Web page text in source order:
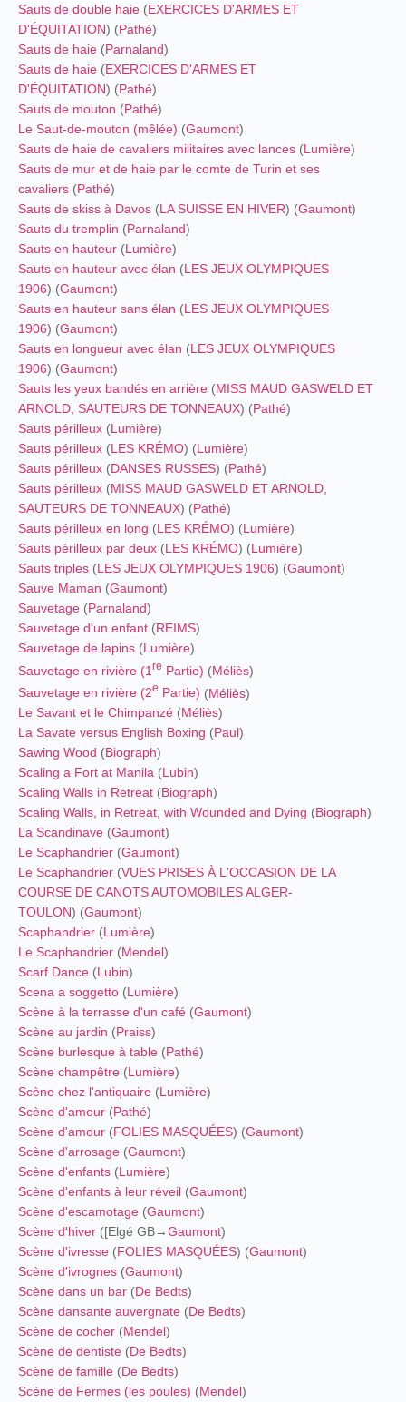
Sauts de double haie (EXERCICES D'ARMES ET
D'ÉQUITATION) (Pathé)
Sauts de haie (Parnaland)
Sauts de haie (EXERCICES D'ARMES ET
D'ÉQUITATION) (Pathé)
Sauts de mouton (Pathé)
Le Saut-de-mouton (mêlée) (Gaumont)
Sauts de haie de cavaliers militaires avec lances (Lumière)
Sauts de mur et de haie par le comte de Turin et ses
cavaliers (Pathé)
Sauts de skiss à Davos (LA SUISSE EN HIVER) (Gaumont)
Sauts du tremplin (Parnaland)
Sauts en hauteur (Lumière)
Sauts en hauteur avec élan (LES JEUX OLYMPIQUES
1906) (Gaumont)
Sauts en hauteur sans élan (LES JEUX OLYMPIQUES
1906) (Gaumont)
Sauts en longueur avec élan (LES JEUX OLYMPIQUES
1906) (Gaumont)
Sauts les yeux bandés en arrière (MISS MAUD GASWELD ET
ARNOLD, SAUTEURS DE TONNEAUX) (Pathé)
Sauts périlleux (Lumière)
Sauts périlleux (LES KRÉMO) (Lumière)
Sauts périlleux (DANSES RUSSES) (Pathé)
Sauts périlleux (MISS MAUD GASWELD ET ARNOLD,
SAUTEURS DE TONNEAUX) (Pathé)
Sauts périlleux en long (LES KRÉMO) (Lumière)
Sauts périlleux par deux (LES KRÉMO) (Lumière)
Sauts triples (LES JEUX OLYMPIQUES 1906) (Gaumont)
Sauve Maman (Gaumont)
Sauvetage (Parnaland)
Sauvetage d'un enfant (REIMS)
Sauvetage de lapins (Lumière)
Sauvetage en rivière (1 re Partie) (Méliès)
Sauvetage en rivière (2e Partie) (Méliès)
Le Savant et le Chimpanzé (Méliès)
La Savate versus English Boxing (Paul)
Sawing Wood (Biograph)
Scaling a Fort at Manila (Lubin)
Scaling Walls in Retreat (Biograph)
Scaling Walls, in Retreat, with Wounded and Dying (Biograph)
La Scandinave (Gaumont)
Le Scaphandrier (Gaumont)
Le Scaphandrier (VUES PRISES À L'OCCASION DE LA
COURSE DE CANOTS AUTOMOBILES ALGER-
TOULON) (Gaumont)
Scaphandrier (Lumière)
Le Scaphandrier (Mendel)
Scarf Dance (Lubin)
Scena a soggetto (Lumière)
Scène à la terrasse d'un café (Gaumont)
Scène au jardin (Praiss)
Scène burlesque à table (Pathé)
Scène champêtre (Lumière)
Scène chez l'antiquaire (Lumière)
Scène d'amour (Pathé)
Scène d'amour (FOLIES MASQUÉES) (Gaumont)
Scène d'arrosage (Gaumont)
Scène d'enfants (Lumière)
Scène d'enfants à leur réveil (Gaumont)
Scène d'escamotage (Gaumont)
Scène d'hiver ([Elgé GB→Gaumont)
Scène d'ivresse (FOLIES MASQUÉES) (Gaumont)
Scène d'ivrognes (Gaumont)
Scène dans un bar (De Bedts)
Scène dansante auvergnate (De Bedts)
Scène de cocher (Mendel)
Scène de dentiste (De Bedts)
Scène de famille (De Bedts)
Scène de Fermes (les poules) (Mendel)